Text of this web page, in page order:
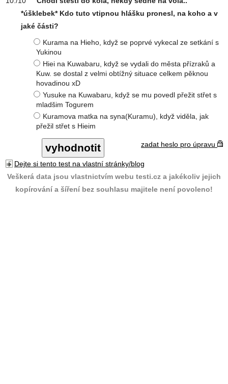
*úšklebek* Kdo tuto vtipnou hlášku pronesl, na koho a v
jaké části?
Kurama na Hieho, když se poprvé vykecal ze setkání s
Yukinou
Hiei na Kuwabaru, když se vydali do města přízraků a
Kuw. se dostal z velmi obtížný situace celkem pěknou
hovadinou xD
Yusuke na Kuwabaru, když se mu povedl přežit střet s
mladšim Togurem
Kuramova matka na syna(Kuramu), když viděla, jak
přežil střet s Hieim
zadat heslo pro úpravu
Dejte si tento test na vlastní stránky/blog
Veškerá data jsou vlastnictvím webu testi.cz a jakékoliv jejich
kopírování a šíření bez souhlasu majitele není povoleno!